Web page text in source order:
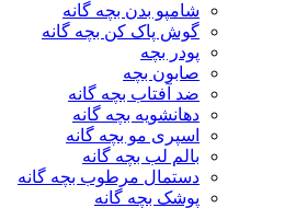
شامپو بدن بچه گانه
گوش پاک کن بچه گانه
پودر بچه
صابون بچه
ضد آفتاب بچه گانه
دهانشویه بچه گانه
اسپری مو بچه گانه
بالم لب بچه گانه
دستمال مرطوب بچه گانه
پوشک بچه گانه